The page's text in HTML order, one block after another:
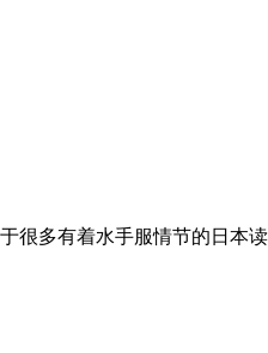
很多有着水手服情节的日本